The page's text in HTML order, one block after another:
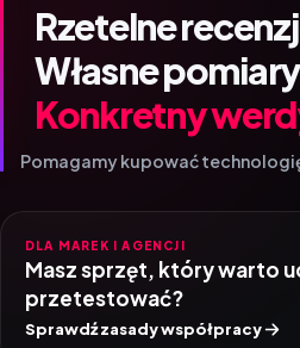
Rzetelne
Własne
Konkretny
Pomagamy kupować
DLA MAREK I AGENCJI
Masz sprzęt, który warto
przetestować?
Sprawdź zasady współpracy